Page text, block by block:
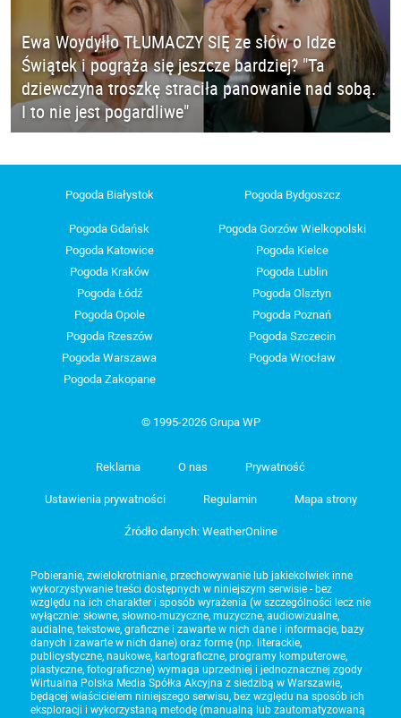
Ewa Woydyłło TŁUMACZY SIĘ ze słów o Idze
Świątek i pogrąża się jeszcze bardziej? "Ta
dziewczyna troszkę straciła panowanie nad sobą.
I to nie jest pogardliwe"
Pogoda Białystok Pogoda Bydgoszcz
Pogoda Gdańsk
Pogoda Gorzów Wielkopolski
Pogoda Katowice
Pogoda Kielce
Pogoda Kraków
Pogoda Lublin
Pogoda Łódź
Pogoda Olsztyn
Pogoda Opole
Pogoda Poznań
Pogoda Rzeszów
Pogoda Szczecin
Pogoda Warszawa
Pogoda Wrocław
Pogoda Zakopane
© 1995-2026 Grupa WP
Reklama O nas Prywatność
Ustawienia prywatności Regulamin Mapa strony
Źródło danych: WeatherOnline
Pobieranie, zwielokrotnianie, przechowywanie lub jakiekolwiek inne
wykorzystywanie treści dostępnych w niniejszym serwisie - bez
względu na ich charakter i sposób wyrażenia (w szczególności lecz nie
wyłącznie: słowne, słowno-muzyczne, muzyczne, audiowizualne,
audialne, tekstowe, graficzne i zawarte w nich dane i informacje, bazy
danych i zawarte w nich dane) oraz formę (np. literackie,
publicystyczne, naukowe, kartograficzne, programy komputerowe,
plastyczne, fotograficzne) wymaga uprzedniej i jednoznacznej zgody
Wirtualna Polska Media Spółka Akcyjna z siedzibą w Warszawie,
będącej właścicielem niniejszego serwisu, bez względu na sposób ich
eksploracji i wykorzystaną metodę (manualną lub zautomatyzowaną